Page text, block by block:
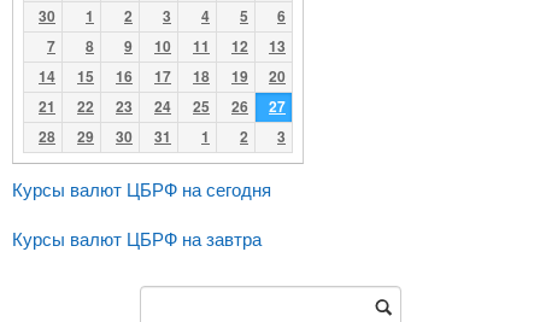
30
1 2 3 4 5
6
7
8 9 10 11 12
13
14
15 16 17 18 19
20
21
22 23 24 25 26
27
28
29 30 31 1 2 3
Курсы валют ЦБРФ на сегодня
Курсы валют ЦБРФ на завтра